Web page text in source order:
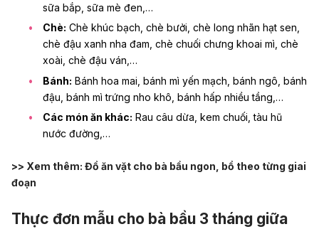
sữa bắp, sữa mè đen,…
Chè: Chè khúc bạch, chè bưởi, chè long nhãn hạt sen,
chè đậu xanh nha đam, chè chuối chưng khoai mì, chè
xoài, chè đậu ván,…
Bánh: Bánh hoa mai, bánh mì yến mạch, bánh ngô, bánh
đậu, bánh mì trứng nho khô, bánh hấp nhiều tầng,…
Các món ăn khác: Rau câu dừa, kem chuối, tàu hũ
nước đường,…
>> Xem thêm: Đồ ăn vặt cho bà bầu ngon, bổ theo từng giai
đoạn
Thực đơn mẫu cho bà bầu 3 tháng giữa